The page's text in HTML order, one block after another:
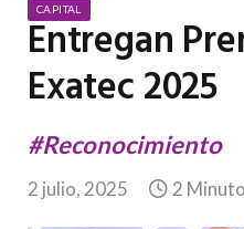
CAPITAL
Entregan
Exatec 2025
#Reconocimiento
2 julio, 2025 2